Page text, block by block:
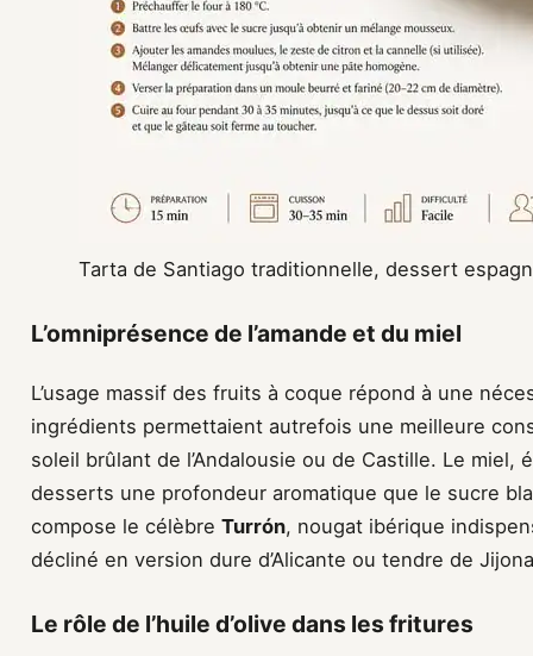
Tarta de Santiago traditionnelle, dessert
L’omniprésence de l’amande et du miel
L’usage massif des fruits à coque répond à une
ingrédients permettaient autrefois une meilleure
soleil brûlant de l’Andalousie ou de Castille. Le miel,
desserts une profondeur aromatique que le sucre
compose le célèbre Turrón, nougat ibérique
décliné en version dure d’Alicante ou tendre de
Le rôle de l’huile d’olive dans les fritures